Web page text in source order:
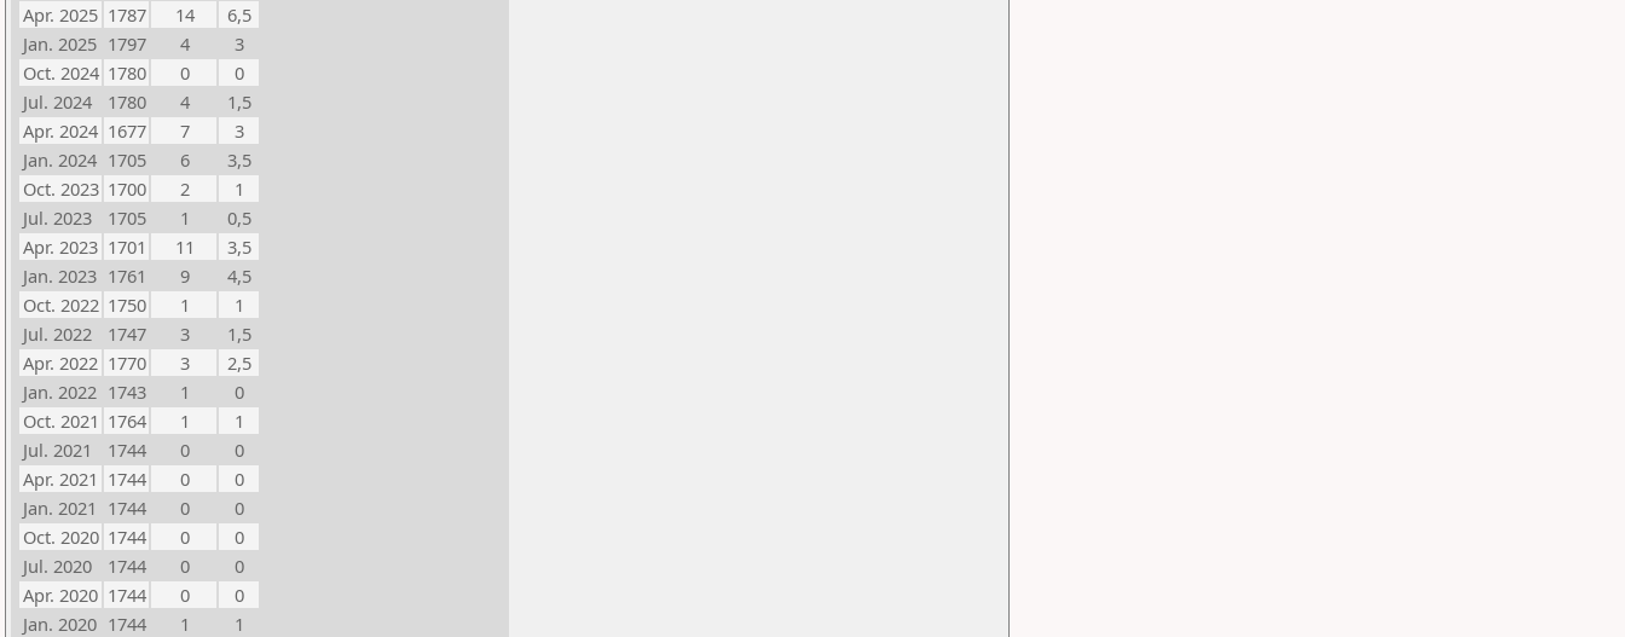
Apr. 2025 1787 14
6,5
Jan. 2025 1797 4
3
Oct. 2024 1780 0
0
Jul. 2024
1780 4
1,5
Apr. 2024 1677 7
3
Jan. 2024 1705 6
3,5
Oct. 2023 1700 2
1
Jul. 2023
1705 1
0,5
Apr. 2023 1701 11
3,5
Jan. 2023 1761 9
4,5
Oct. 2022 1750 1
1
Jul. 2022
1747 3
1,5
Apr. 2022 1770 3
2,5
Jan. 2022 1743 1
0
Oct. 2021 1764 1
1
Jul. 2021
1744 0
0
Apr. 2021 1744 0
0
Jan. 2021 1744 0
0
Oct. 2020 1744 0
0
Jul. 2020
1744 0
0
Apr. 2020 1744 0
0
Jan. 2020 1744 1
1